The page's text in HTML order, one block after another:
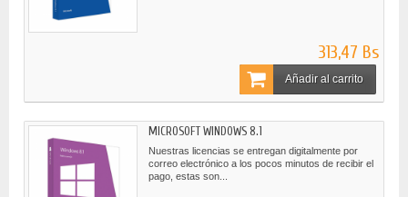
313,47 Bs
Añadir al carrito
MICROSOFT WINDOWS 8.1
Nuestras licencias se entregan digitalmente por
correo electrónico a los pocos minutos de recibir el
pago, estas son...